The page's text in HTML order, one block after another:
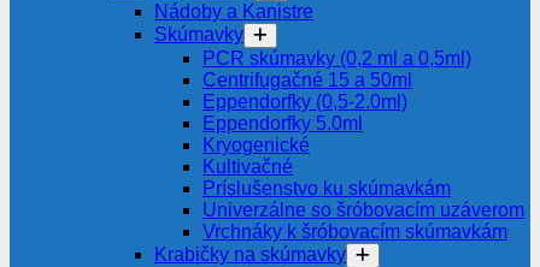
Nádoby a Kanistre
Skúmavky
PCR skúmavky (0,2 ml a 0,5ml)
Centrifugačné 15 a 50ml
Eppendorfky (0,5-2.0ml)
Eppendorfky 5.0ml
Kryogenické
Kultivačné
Príslušenstvo ku skúmavkám
Univerzálne so šróbovacím uzáverom
Vrchnáky k šróbovacím skúmavkám
Krabičky na skúmavky